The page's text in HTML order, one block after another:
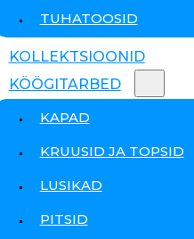
TUHATOOSID
KOLLEKTSIOONID
KÖÖGITARBED
KAPAD
KRUUSID JA TOPSID
LUSIKAD
PITSID